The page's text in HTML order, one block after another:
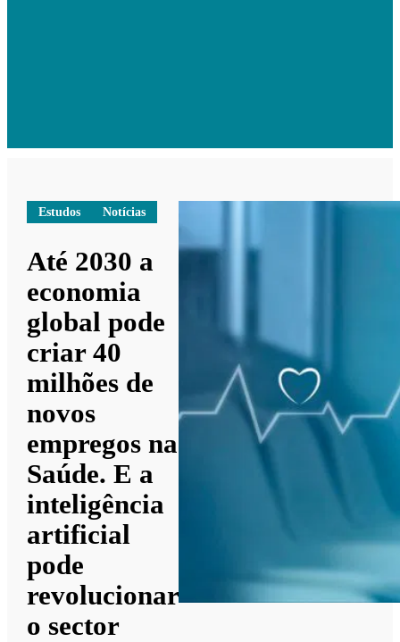
Estudos Notícias
Até 2030 a
economia
global pode
criar 40
milhões de
novos
empregos na
Saúde. E a
inteligência
artificial
pode
revolucionar
o sector